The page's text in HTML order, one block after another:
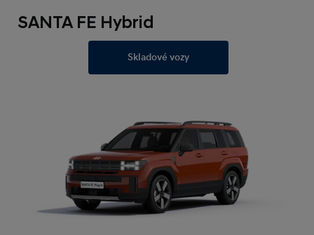
SANTA FE Hybrid
Skladové vozy